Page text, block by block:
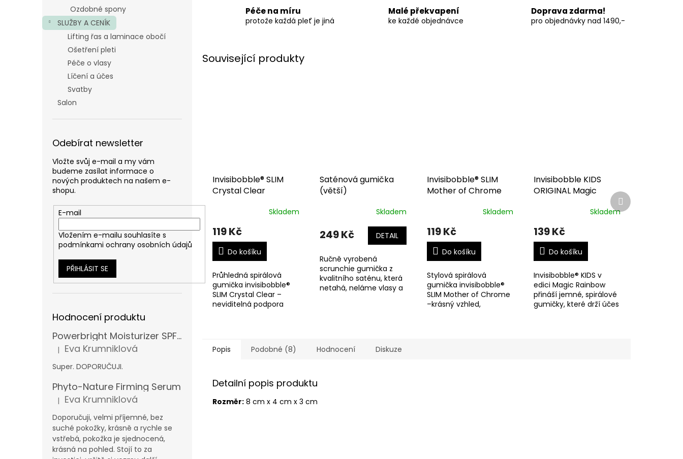
Ozdobné spony
SLUŽBY A CENÍK
Lifting řas a laminace obočí
Ošetření pleti
Péče o vlasy
Líčení a účes
Svatby
Salon
Odebírat newsletter
Vložte svůj e-mail a my vám
budeme zasílat informace o
nových produktech na našem e-
shopu.
E-mail
Vložením e-mailu souhlasíte s
podmínkami ochrany osobních údajů
PŘIHLÁSIT SE
Hodnocení produktu
Powerbright Moisturizer SPF 50
Hodnocení produktu je 5 z 5 hvězdiček.
| Eva Krumniklová
Super. DOPORUČUJI.
Phyto-Nature Firming Serum
Hodnocení produktu je 5 z 5 hvězdiček.
| Eva Krumniklová
Doporučuji, velmi příjemné, bez
suché pokožky, krásně a rychle se
vstřebá, pokožka je sjednocená,
krásná na pohled. Stojí to za
Péče na míru
protože každá pleť je jiná
Malé překvapení
ke každé objednávce
Doprava zdarma!
pro objednávky nad 1490,-
Související produkty
Invisibobble® SLIM
Crystal Clear
Skladem
119 Kč
Do košíku
Průhledná spirálová
gumička invisibobble®
SLIM Crystal Clear –
neviditelná podpora
Saténová gumička
(větší)
Skladem
249 Kč DETAIL
Ručně vyrobená
scrunchie gumička z
kvalitního saténu, která
netahá, neláme vlasy a
Invisibobble® SLIM
Mother of Chrome
Skladem
119 Kč
Do košíku
Stylová spirálová
gumička invisibobble®
SLIM Mother of Chrome
–krásný vzhled,
Invisibobble KIDS
ORIGINAL Magic
Skladem
139 Kč
Do košíku
Invisibobble® KIDS v
edici Magic Rainbow
přináší jemné, spirálové
gumičky, které drží účes
Další
produkt
Popis Podobné (8) Hodnocení Diskuze
Detailní popis produktu
Rozměr: 8 cm x 4 cm x 3 cm